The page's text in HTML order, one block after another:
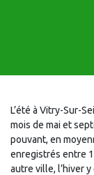
L’été à Vitry-Sur-
mois de mai et
pouvant, en
enregistrés entre
autre ville, l’hiver